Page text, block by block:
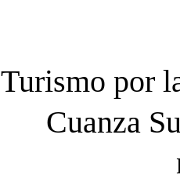
Turismo por
Cuanza